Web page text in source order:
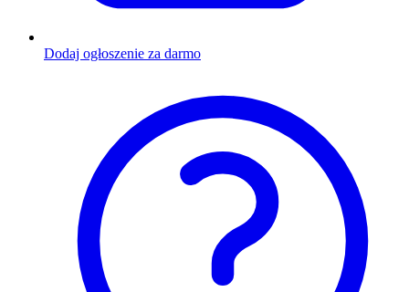
Dodaj ogłoszenie za darmo